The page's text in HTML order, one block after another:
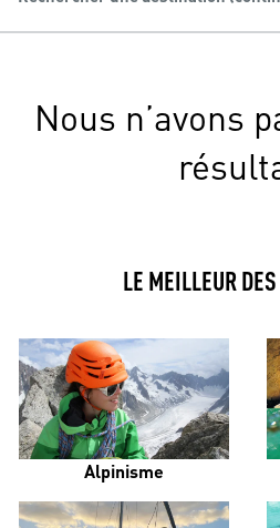
Nous n’avons
LE MEILLEUR
Alpinisme